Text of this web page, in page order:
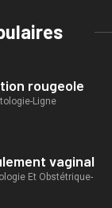
rougeole
Ligne
vaginal
Et Obstétrique-